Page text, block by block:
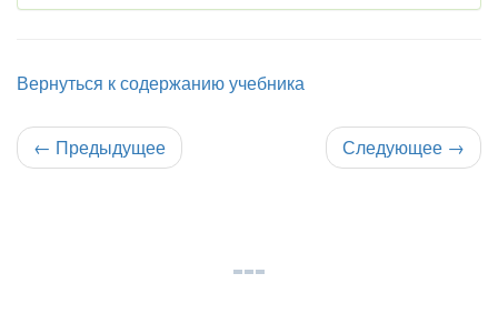
Вернуться к содержанию учебника
← Предыдущее Следующее →